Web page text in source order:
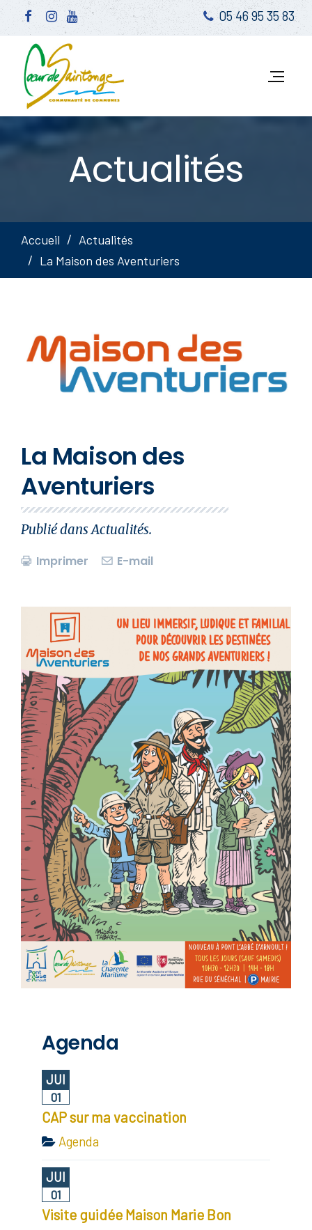
05 46 95 35 83
Actualités
Accueil
Actualités
La Maison des Aventuriers
La Maison des
Aventuriers
Publié dans Actualités.
Imprimer
E-mail
Agenda
JUI
01
CAP sur ma vaccination
Agenda
JUI
01
Visite guidée Maison Marie Bon